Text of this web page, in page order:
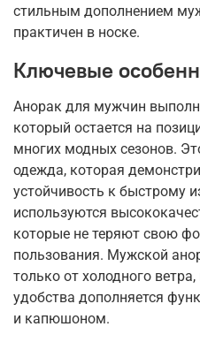
стильным дополнением
практичен в носке.
Ключевые
Анорак для мужчин
который остается на
многих модных сезонов.
одежда, которая
устойчивость к быстрому
используются
которые не теряют свою
пользования. Мужской
только от холодного
удобства дополняется
и капюшоном.